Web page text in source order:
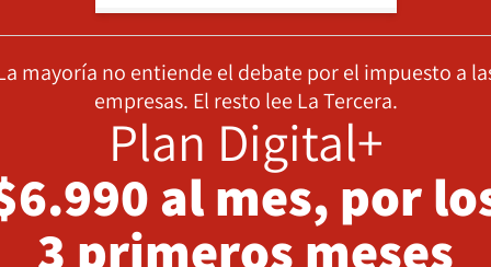
mayoría no entiende el debate por el impuesto a
empresas. El resto lee La Tercera.
Plan Digital+
al mes, por
3 primeros meses